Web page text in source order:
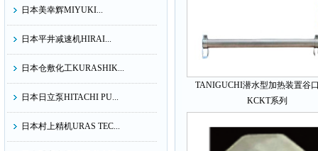
日本美幸辉MIYUKI...
日本平井减速机HIRAI...
日本仓敷化工KURASHIK...
日本日立泵HITACHI PU...
日本村上精机URAS TEC...
TANIGUCHI潜水型加热装置谷
KCKT系列